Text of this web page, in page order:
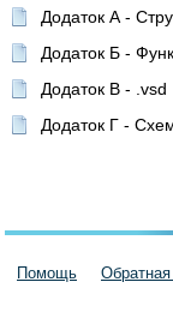
Додаток А -
Додаток Б -
Додаток В - .vsd
Додаток Г -
Помощь Обратная